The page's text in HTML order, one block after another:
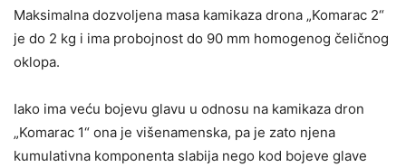
Maksimalna dozvoljena masa kamikaza drona „Komarac 2“
je do 2 kg i ima probojnost do 90 mm homogenog čeličnog
oklopa.
Iako ima veću bojevu glavu u odnosu na kamikaza dron
„Komarac 1“ ona je višenamenska, pa je zato njena
kumulativna komponenta slabija nego kod bojeve glave